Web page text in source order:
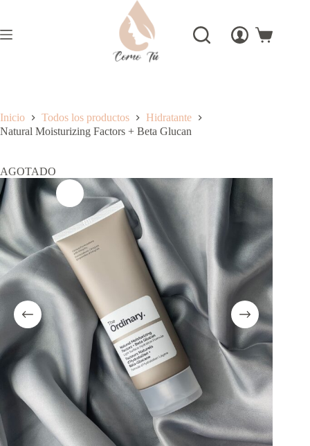
contenido
Carro
Inicio Todos los productos
Hidratante
Natural Moisturizing Factors + Beta Glucan
AGOTADO